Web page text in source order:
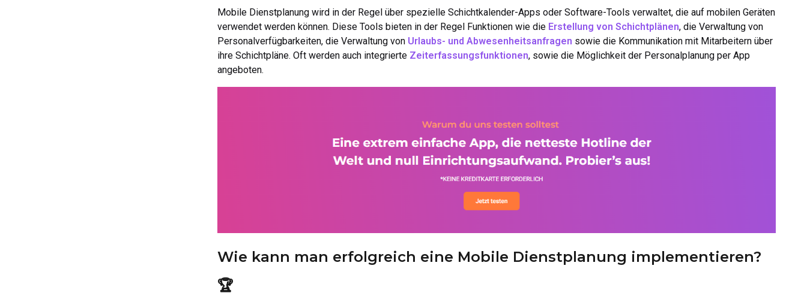
Mobile Dienstplanung wird in der Regel über spezielle Schichtkalender-Apps oder Software-Tools verwaltet, die auf mobilen Geräten
verwendet werden können. Diese Tools bieten in der Regel Funktionen wie die Erstellung von Schichtplänen, die Verwaltung von
Personalverfügbarkeiten, die Verwaltung von Urlaubs- und Abwesenheitsanfragen sowie die Kommunikation mit Mitarbeitern über
ihre Schichtpläne. Oft werden auch integrierte Zeiterfassungsfunktionen, sowie die Möglichkeit der Personalplanung per App
angeboten.
Wie kann man erfolgreich eine Mobile Dienstplanung implementieren?
🏆